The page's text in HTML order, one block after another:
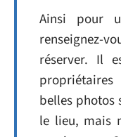
Ainsi pour
renseignez-
réserver. Il
belles
le lieu, mais